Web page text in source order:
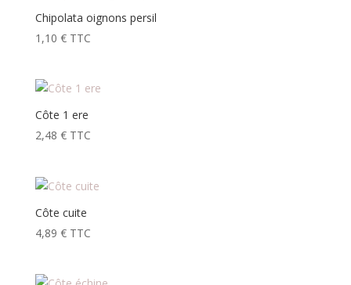
Chipolata oignons persil
1,10 € TTC
Côte 1 ere
2,48 € TTC
Côte cuite
4,89 € TTC